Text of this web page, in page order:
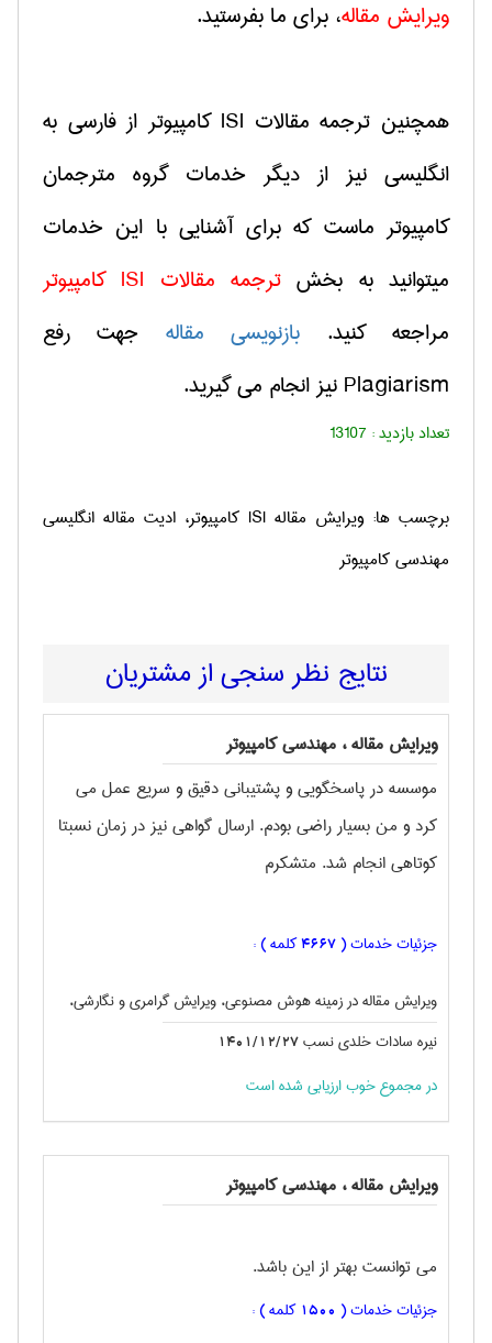
ویرایش مقاله، برای ما بفرستید.
همچنین ترجمه مقالات ISI كامپیوتر از فارسی به
انگلیسی نیز از دیگر خدمات گروه مترجمان
كامپیوتر ماست كه برای آشنایی با این خدمات
میتوانید به بخش ترجمه مقالات ISI‌ كامپیوتر
مراجعه كنید. بازنویسی مقاله جهت رفع
Plagiarism نیز انجام می گیرید.
تعداد بازدید : 13107
برچسب ها: ويرايش مقاله ISI كامپیوتر، ادیت مقاله انگلیسی
مهندسی کامپیوتر
نتایج نظر سنجی از مشتریان
ویرایش مقاله ، مهندسی كامپيوتر
موسسه در پاسخگویی و پشتیبانی دقیق و سریع عمل می
کرد و من بسیار راضی بودم. ارسال گواهی نیز در زمان نسبتا
کوتاهی انجام شد. متشکرم
جزئیات خدمات ( 4667کلمه ) :
ویرایش مقاله در زمینه هوش مصنوعی، ویرایش گرامری و نگارشی،
نیره سادات خلدی نسب 1401/12/27
در مجموع خوب ارزیابی شده است
ویرایش مقاله ، مهندسی كامپيوتر
می توانست بهتر از این باشد.
جزئیات خدمات ( 1500 کلمه ) :